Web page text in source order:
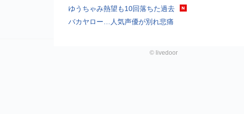
ゆうちゃみ熱望も10回落ちた過去
バカヤロー…人気声優が別れ悲痛
© livedoor